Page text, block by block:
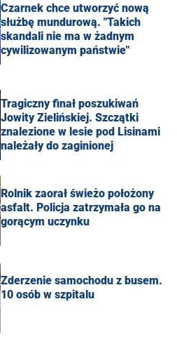
Czarnek chce utworzyć nową
służbę mundurową. "Takich
skandali nie ma w żadnym
cywilizowanym państwie"
Tragiczny finał poszukiwań
Jowity Zielińskiej. Szczątki
znalezione w lesie pod Lisinami
należały do zaginionej
Rolnik zaorał świeżo położony
asfalt. Policja zatrzymała go na
gorącym uczynku
Zderzenie samochodu z busem.
10 osób w szpitalu